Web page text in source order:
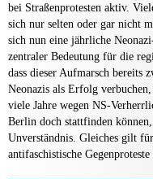
bei Straßenprotesten aktiv.
sich nur selten oder gar nicht
sich nun eine jährliche
zentraler Bedeutung für die
dass dieser Aufmarsch bereits
Neonazis als Erfolg
viele Jahre wegen NS-
Berlin doch stattfinden
Unverständnis. Gleiches gilt
antifaschistische